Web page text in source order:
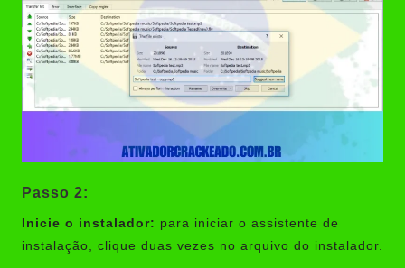
Passo 2:
Inicie o instalador: para iniciar o assistente de
instalação, clique duas vezes no arquivo do instalador.